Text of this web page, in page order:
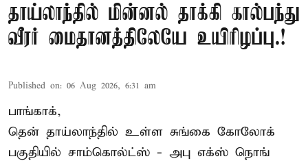
தாய்லாந்தில் மின்னல் தாக்கி கால்பந்து
வீரர் மைதானத்திலேயே உயிரிழப்பு.!
Published on: 06 Aug 2026, 6:31 am
பாங்காக்,
தென் தாய்லாந்தில் உள்ள சுங்கை கோலோக்
பகுதியில் சாம்கொல்ட்ஸ் - அபு எக்ஸ் நொங்